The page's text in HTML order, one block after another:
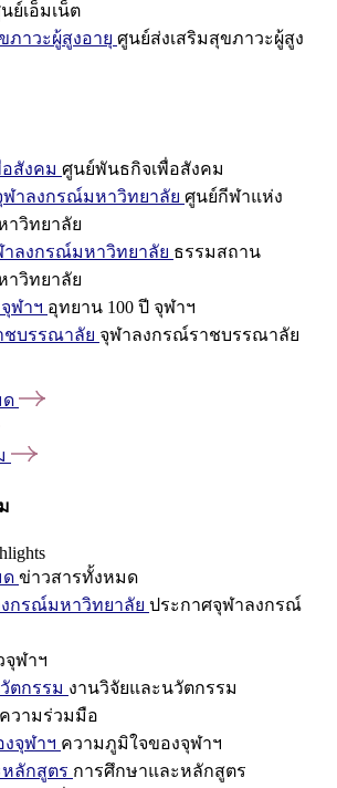
ย์เอ็มเน็ต
ภาวะผู้สูงอายุ ศูนย์ส่งเสริมสุขภาวะผู้สูง
สังคม ศูนย์พันธกิจเพื่อสังคม
าลงกรณ์มหาวิทยาลัย ศูนย์กีฬาแห่ง
าวิทยาลัย
ลงกรณ์มหาวิทยาลัย ธรรมสถาน
าวิทยาลัย
ฬาฯ อุทยาน 100 ปี จุฬาฯ
ชบรรณาลัย จุฬาลงกรณ์ราชบรรณาลัย
ด
ด ข่าวสารทั้งหมด
กรณ์มหาวิทยาลัย ประกาศจุฬาลงกรณ์
จุฬาฯ
ตกรรม งานวิจัยและนวัตกรรม
ความร่วมมือ
จุฬาฯ ความภูมิใจของจุฬาฯ
ลักสูตร การศึกษาและหลักสูตร